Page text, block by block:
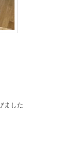
ました